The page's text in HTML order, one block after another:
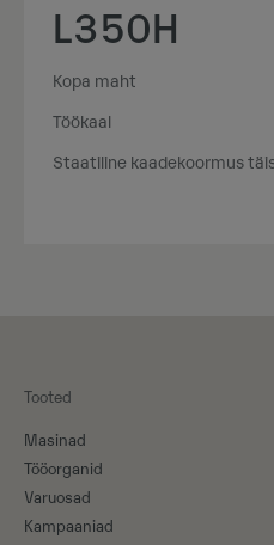
L350H
Kopa maht
Töökaal
Staatiline kaadekoormus
Tooted
Masinad
Tööorganid
Varuosad
Kampaaniad